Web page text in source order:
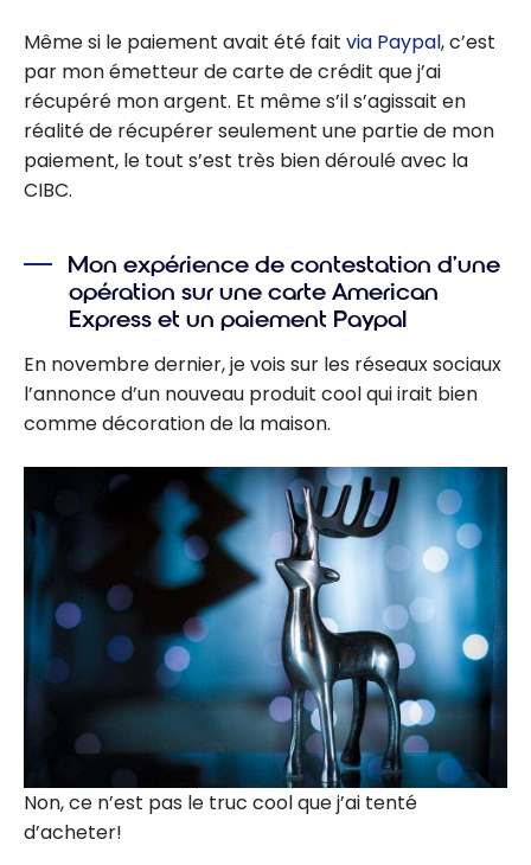
Même si le paiement avait été fait via Paypal, c’est
par mon émetteur de carte de crédit que j’ai
récupéré mon argent. Et même s’il s’agissait en
réalité de récupérer seulement une partie de mon
paiement, le tout s’est très bien déroulé avec la
CIBC.
Mon expérience de contestation d’une
opération sur une carte American
Express et un paiement Paypal
En novembre dernier, je vois sur les réseaux sociaux
l’annonce d’un nouveau produit cool qui irait bien
comme décoration de la maison.
Non, ce n’est pas le truc cool que j’ai tenté
d’acheter!